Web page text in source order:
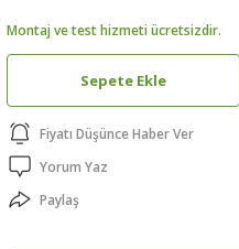
Montaj ve test hizmeti ücretsizdir.
Sepete Ekle
Fiyatı Düşünce Haber Ver
Yorum Yaz
Paylaş